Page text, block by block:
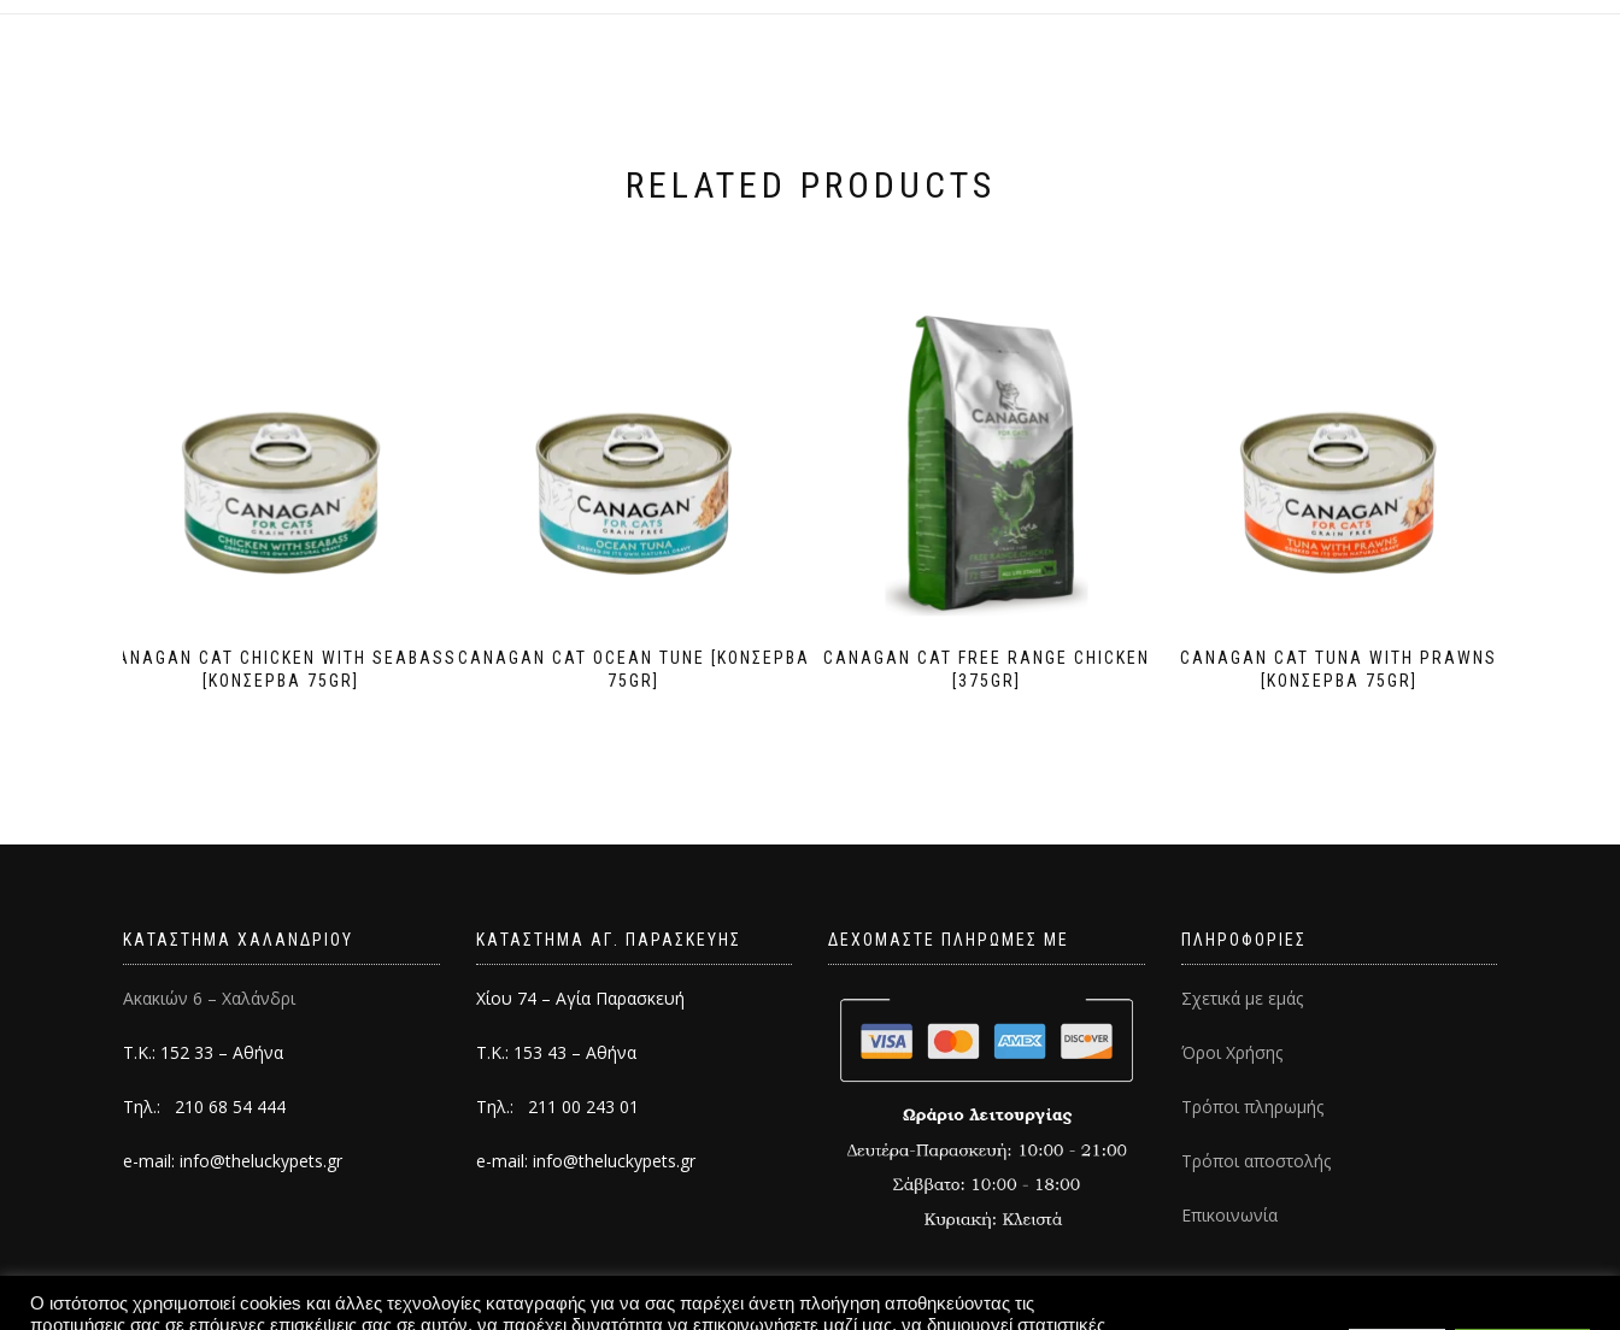
RELATED PRODUCTS
CANAGAN CAT CHICKEN WITH SEABASS
[ΚΟΝΣΕΡΒΑ 75GR]
CANAGAN CAT OCEAN TUNE [ΚΟΝΣΕΡΒΑ
75GR]
CANAGAN CAT FREE RANGE CHICKEN
[375GR]
CANAGAN CAT TUNA WITH PRAWNS
[ΚΟΝΣΕΡΒΑ 75GR]
ΚΑΤΑΣΤΗΜΑ ΧΑΛΑΝΔΡΙΟΥ
Ακακιών 6 – Χαλάνδρι
Τ.Κ.: 152 33 – Αθήνα
Τηλ.: 210 68 54 444
e-mail: info@theluckypets.gr
ΚΑΤΑΣΤΗΜΑ ΑΓ. ΠΑΡΑΣΚΕΥΗΣ
Χίου 74 – Αγία Παρασκευή
Τ.Κ.: 153 43 – Αθήνα
Τηλ.: 211 00 243 01
e-mail: info@theluckypets.gr
ΔΕΧΟΜΑΣΤΕ ΠΛΗΡΩΜΕΣ ΜΕ ΠΛΗΡΟΦΟΡΙΕΣ
Σχετικά με εμάς
Όροι Χρήσης
Τρόποι πληρωμής
Τρόποι αποστολής
Επικοινωνία
Ο ιστότοπος χρησιμοποιεί cookies και άλλες τεχνολογίες καταγραφής για να σας παρέχει άνετη πλοήγηση αποθηκεύοντας τις
προτιμήσεις σας σε επόμενες επισκέψεις σας σε αυτόν, να παρέχει δυνατότητα να επικοινωνήσετε μαζί μας, να δημιουργεί στατιστικές